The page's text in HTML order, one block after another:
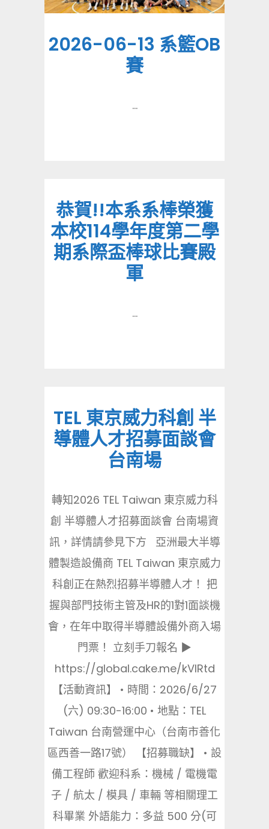
2026-06-13 系籃OB
賽
...
恭賀!!本系系棒榮獲
本校114學年度第二學
期系際盃棒球比賽殿
軍
...
TEL 東京威力科創 半
導體人才招募面談會
台南場
轉知2026 TEL Taiwan 東京威力科
創 半導體人才招募面談會 台南場資
訊，詳情請參見下方 亞洲最大半導
體製造設備商 TEL Taiwan 東京威力
科創正在熱烈招募半導體人才！ 把
握與部門技術主管及HR的1對1面談機
會，在年中取得半導體設備外商入場
門票！ 立刻手刀報名 ▶
https://global.cake.me/kVlRtd
【活動資訊】 • 時間：2026/6/27
(六) 09:30-16:00 • 地點：TEL
Taiwan 台南營運中心（台南市善化
區西善一路17號） 【招募職缺】 • 設
備工程師 歡迎科系：機械 / 電機電
子 / 航太 / 模具 / 車輛 等相關理工
科畢業 外語能力：多益 500 分(可